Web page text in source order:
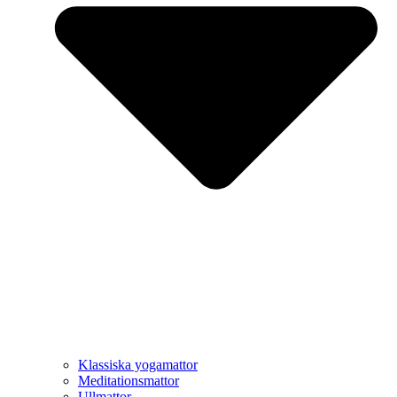
Klassiska yogamattor
Meditationsmattor